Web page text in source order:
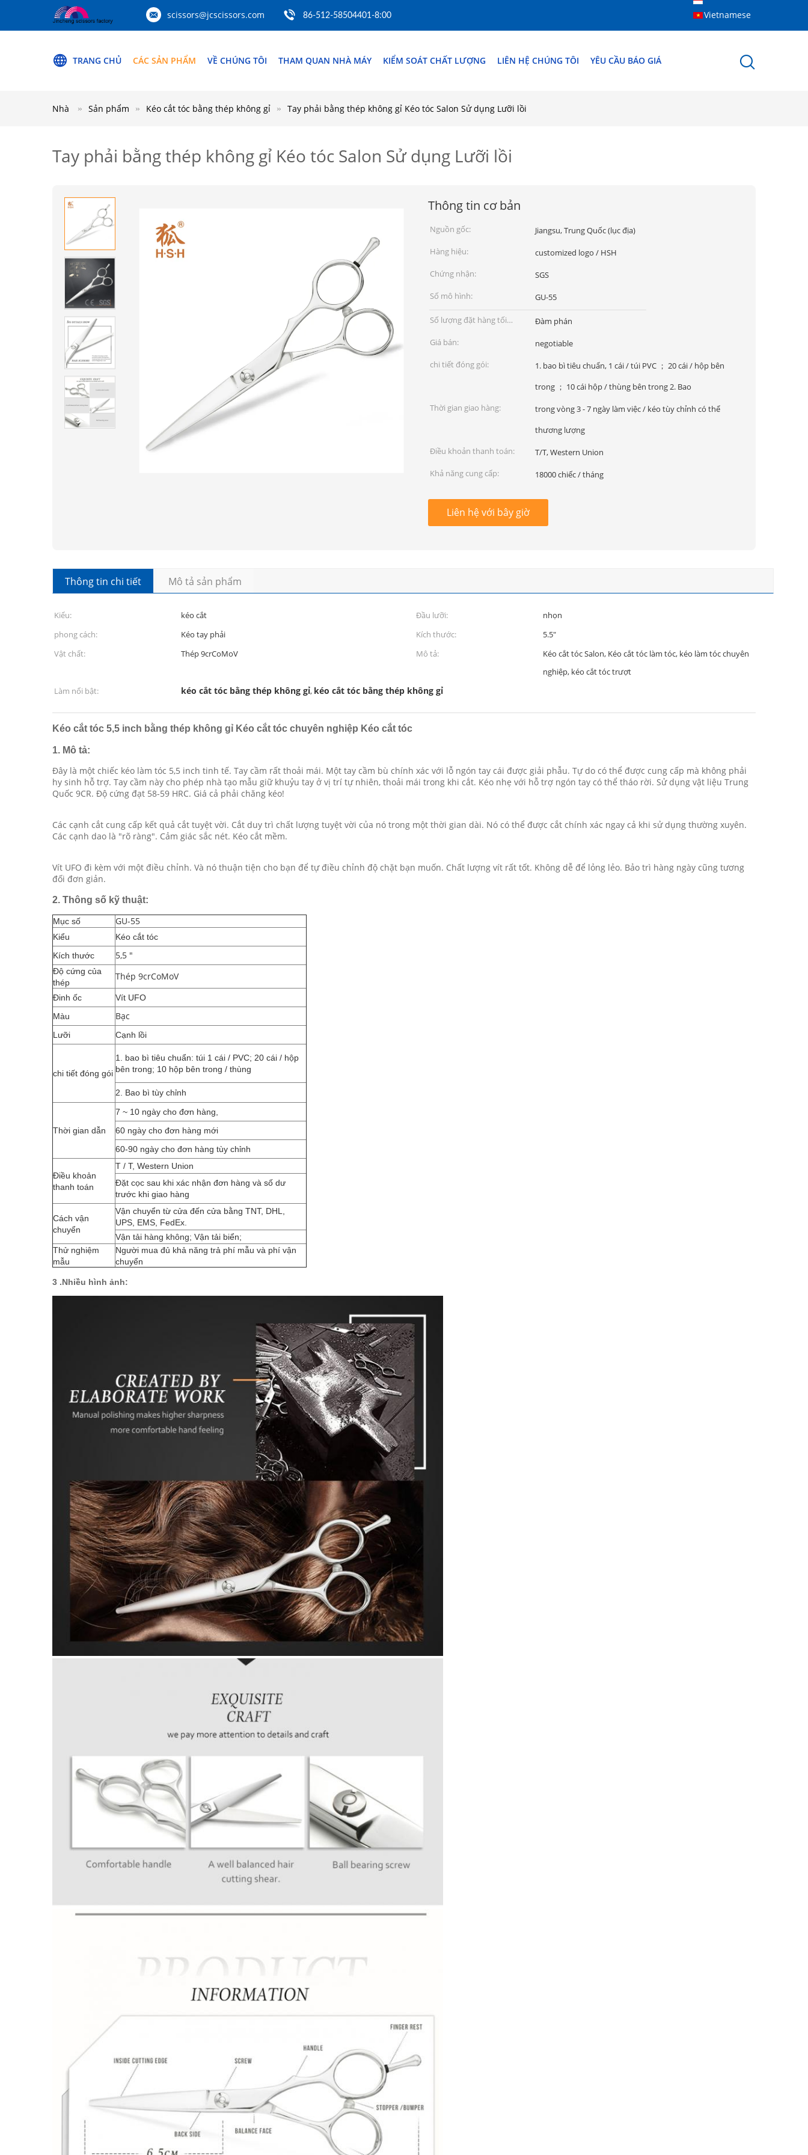
scissors@jcscissors.com 86-512-58504401-8:00 Vietnamese
TRANG CHỦ CÁC SẢN PHẨM VỀ CHÚNG TÔI THAM QUAN NHÀ MÁY KIỂM SOÁT CHẤT LƯỢNG LIÊN HỆ CHÚNG TÔI YÊU CẦU BÁO GIÁ
Nhà Sản phẩm Kéo cắt tóc bằng thép không gỉ Tay phải bằng thép không gỉ Kéo tóc Salon Sử dụng Lưỡi lồi
Tay phải bằng thép không gỉ Kéo tóc Salon Sử dụng Lưỡi lồi
Thông tin cơ bản
Nguồn gốc:
Jiangsu, Trung Quốc (lục địa)
Hàng hiệu:
customized logo / HSH
Chứng nhận:
SGS
Số mô hình:
GU-55
Số lượng đặt hàng tối
thiểu:
Đàm phán
Giá bán:
negotiable
chi tiết đóng gói:
1. bao bì tiêu chuẩn, 1 cái / túi PVC ； 20 cái / hộp bên
trong ； 10 cái hộp / thùng bên trong 2. Bao
Thời gian giao hàng:
trong vòng 3 - 7 ngày làm việc / kéo tùy chỉnh có thể
thương lượng
Điều khoản thanh toán:
T/T, Western Union
Khả năng cung cấp:
18000 chiếc / tháng
Liên hệ với bây giờ
Thông tin chi tiết Mô tả sản phẩm
Kiểu: kéo cắt Đầu lưỡi:
nhọn
phong cách:
Kéo tay phải Kích thước:
5.5"
Vật chất:
Thép 9crCoMoV Mô tả:
Kéo cắt tóc Salon, Kéo cắt tóc làm tóc, kéo làm tóc chuyên
nghiệp, kéo cắt tóc trượt
Làm nổi bật:
kéo cắt tóc bằng thép không gỉ, kéo cắt tóc bằng thép không gỉ
Kéo cắt tóc 5,5 inch bằng thép không gỉ Kéo cắt tóc chuyên nghiệp Kéo cắt tóc
1. Mô tả:
Đây là một chiếc kéo làm tóc 5,5 inch tinh tế. Tay cầm rất thoải mái. Một tay cầm bù chính xác với lỗ ngón tay cái được giải phẫu. Tự do có thể được cung cấp mà không phải
hy sinh hỗ trợ. Tay cầm này cho phép nhà tạo mẫu giữ khuỷu tay ở vị trí tự nhiên, thoải mái trong khi cắt. Kéo nhẹ với hỗ trợ ngón tay có thể tháo rời. Sử dụng vật liệu Trung
Quốc 9CR. Độ cứng đạt 58-59 HRC. Giá cả phải chăng kéo!
Các cạnh cắt cung cấp kết quả cắt tuyệt vời. Cắt duy trì chất lượng tuyệt vời của nó trong một thời gian dài. Nó có thể được cắt chính xác ngay cả khi sử dụng thường xuyên.
Các cạnh dao là "rõ ràng". Cảm giác sắc nét. Kéo cắt mềm.
Vít UFO đi kèm với một điều chỉnh. Và nó thuận tiện cho bạn để tự điều chỉnh độ chặt bạn muốn. Chất lượng vít rất tốt. Không dễ để lỏng lẻo. Bảo trì hàng ngày cũng tương
đối đơn giản.
2. Thông số kỹ thuật:
Mục số GU-55
Kiểu
Kéo cắt tóc
Kích thước
5,5 "
Độ cứng của
thép
Thép 9crCoMoV
Đinh ốc
Vít UFO
Màu
Bạc
Lưỡi Cạnh lồi
chi tiết đóng gói
1. bao bì tiêu chuẩn: túi 1 cái / PVC; 20 cái / hộp
bên trong; 10 hộp bên trong / thùng
2. Bao bì tùy chỉnh
Thời gian dẫn
7 ~ 10 ngày cho đơn hàng,
60 ngày cho đơn hàng mới
60-90 ngày cho đơn hàng tùy chỉnh
Điều khoản
thanh toán
T / T, Western Union
Đặt cọc sau khi xác nhận đơn hàng và số dư
trước khi giao hàng
Cách vận
chuyển
Vận chuyển từ cửa đến cửa bằng TNT, DHL,
UPS, EMS, FedEx.
Vận tải hàng không; Vận tải biển;
Thử nghiệm
mẫu
Người mua đủ khả năng trả phí mẫu và phí vận
chuyển
3 .Nhiều hình ảnh: